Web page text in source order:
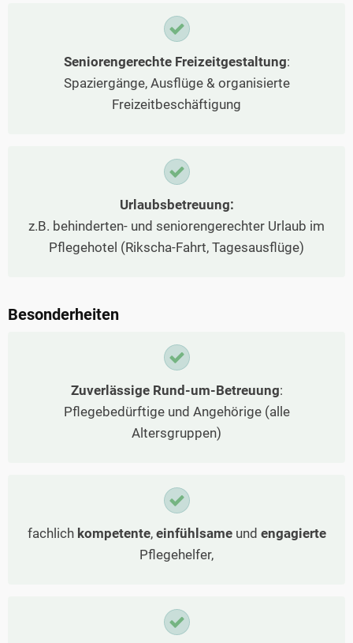
Seniorengerechte Freizeitgestaltung:
Spaziergänge, Ausflüge & organisierte
Freizeitbeschäftigung
Urlaubsbetreuung:
z.B. behinderten- und seniorengerechter Urlaub im
Pflegehotel (Rikscha-Fahrt, Tagesausflüge)
Besonderheiten
Zuverlässige Rund-um-Betreuung:
Pflegebedürftige und Angehörige (alle
Altersgruppen)
fachlich kompetente, einfühlsameund engagierte
Pflegehelfer,